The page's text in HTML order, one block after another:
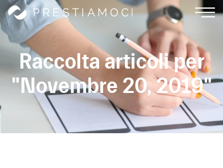
Raccolta articoli per
"Novembre 20, 2019"